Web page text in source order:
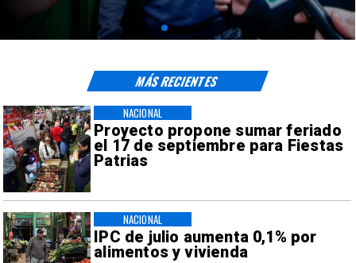
Proyecto propone sumar feriado
el 17 de septiembre para Fiestas
Patrias
NACIONAL
IPC de julio aumenta 0,1% por
alimentos y vivienda
NACIONAL
MÁS RECIENTES